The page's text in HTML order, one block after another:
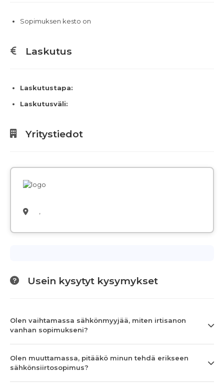
Sopimuksen kesto on
Laskutus
Laskutustapa:
Laskutusväli:
Yritystiedot
,
Usein kysytyt kysymykset
Olen vaihtamassa sähkönmyyjää, miten irtisanon
vanhan sopimukseni?
Olen muuttamassa, pitääkö minun tehdä erikseen
sähkönsiirtosopimus?